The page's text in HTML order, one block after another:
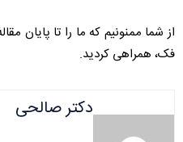
از شما ممنونیم که ما را تا
فک، همراهی کردید.
دکتر صالحی